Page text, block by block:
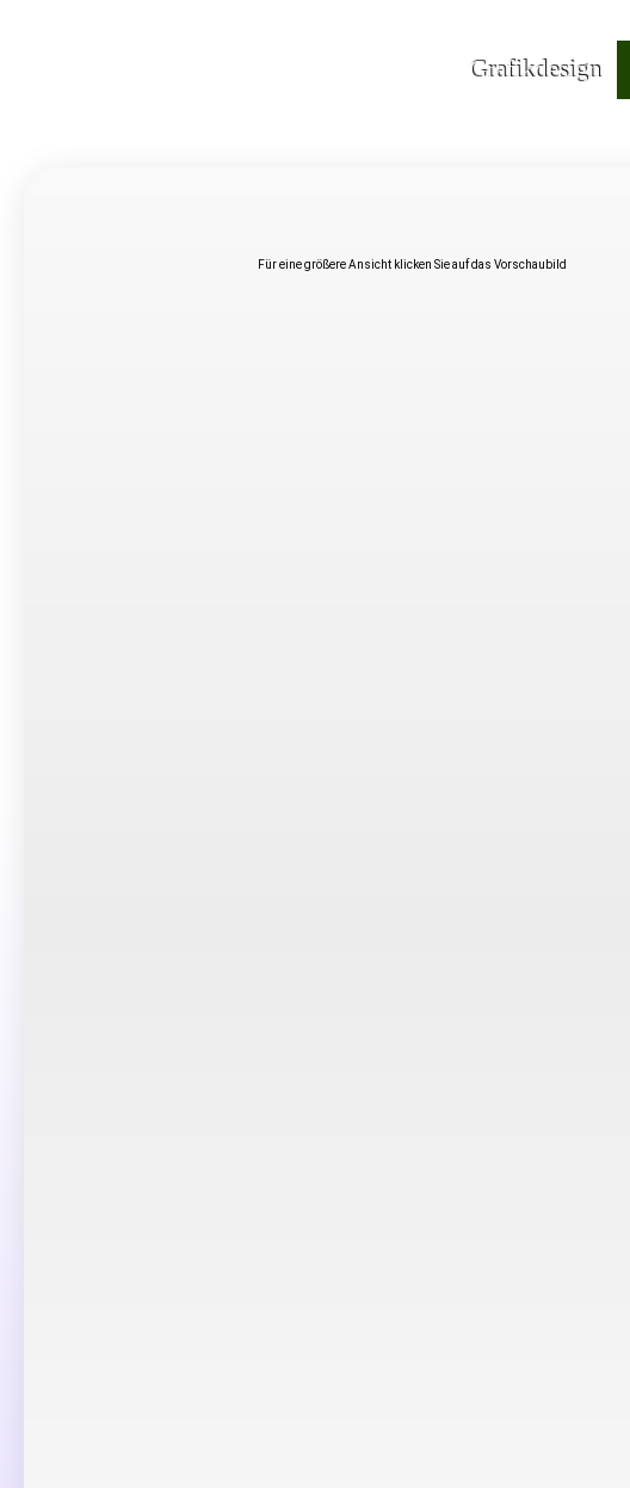
Grafikdesign
Für eine größere Ansicht klicken Sie auf das Vorschaubild